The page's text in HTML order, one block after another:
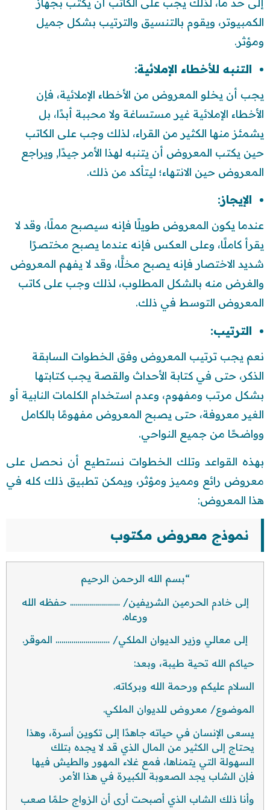
الكمبيوتر، ويقوم بالتنسيق والترتيب بشكل جميل
ومؤثر.
التنبه للأخطاء الإملائية:
يجب أن يخلو المعروض من الأخطاء الإملائية، فإن
الأخطاء الإملائية غير مستساغة ولا محببة أبدًا، بل
يشمئز منها الكثير من القراء، لذلك وجب على الكاتب
حين يكتب المعروض أن يتنبه لهذا الأمر جيدًا, ويراجع
المعروض حين الانتهاء؛ ليتأكد من ذلك.
الإيجاز:
عندما يكون المعروض طويلًا فإنه سيصبح مملًا، وقد لا
يقرأ كاملًا، وعلى العكس فإنه عندما يصبح مختصرًا
شديد الاختصار فإنه يصبح مخلًّا، وقد لا يفهم المعروض
والغرض منه بالشكل المطلوب، لذلك وجب على كاتب
المعروض التوسط في ذلك.
الترتيب:
نعم يجب ترتيب المعروض وفق الخطوات السابقة
الذكر، حتى في كتابة الأحداث والقصة يجب كتابتها
بشكل مرتب ومفهوم، وعدم استخدام الكلمات النابية أو
الغير معروفة، حتى يصبح المعروض مفهومًا بالكامل
وواضحًا من جميع النواحي.
بهذه القواعد وتلك الخطوات نستطيع أن نحصل على
معروض رائع ومميز ومؤثر، ويمكن تطبيق ذلك كله في
هذا المعروض:
نموذج معروض مكتوب
“بسم الله الرحمن الرحيم
إلى خادم الحرمين الشريفين/ ……………………. حفظه الله
ورعاه.
إلى معالي وزير الديوان الملكي/ ……………………… الموقر.
حياكم الله تحية طيبة، وبعد:
السلام عليكم ورحمة الله وبركاته.
الموضوع/ معروض للديوان الملكي.
يسعى الإنسان في حياته جاهدًا إلى تكوين أسرة، وهذا
يحتاج إلى الكثير من المال الذي قد لا يجده بتلك
السهولة التي يتمناها، فمع غلاء المهور والطيش فيها
فإن الشاب يجد الصعوبة الكبيرة في هذا الأمر.
وأنا ذلك الشاب الذي أصبحت أرى أن الزواج حلمًا صعب